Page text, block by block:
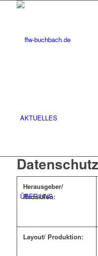
AKTUELLES
ÜBER UNS
Herausgeber/
Redaktion:
Layout/ Produktion: